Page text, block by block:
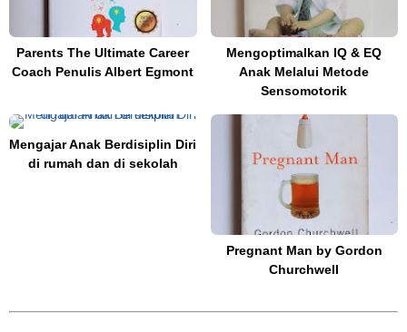
Parents The Ultimate Career
Coach Penulis Albert Egmont
Mengoptimalkan IQ & EQ
Anak Melalui Metode
Sensomotorik
Mengajar Anak Berdisiplin Diri
di rumah dan di sekolah
Pregnant Man by Gordon
Churchwell